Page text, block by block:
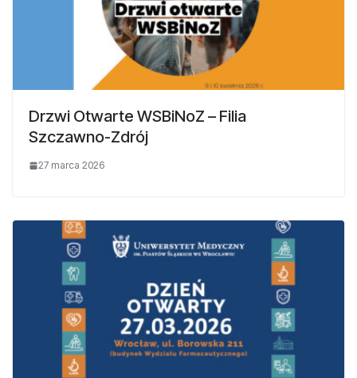
Drzwi Otwarte WSBiNoZ – Filia
Szczawno-Zdrój
27 marca 2026